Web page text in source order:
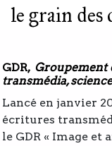
le grain des
GDR, Groupement
transmédia,
Lancé en janvier
écritures
le GDR « Image et